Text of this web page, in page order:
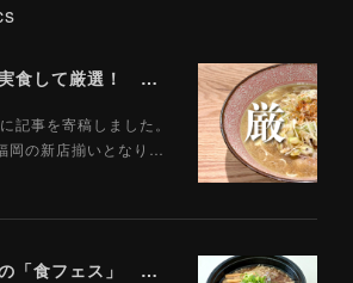
ラーメン評論家が実食して厳選！ 「いま絶対に食べるべきラーメン」ベスト５！【2026年８月】（ Yahoo!ニュース）8/2
記事を寄稿しました。
岡の新店揃いとなり…
市営プールで本気の「食フェス」 プールサイドで味わえる「ご当地麺」の実力は？（Yahoo!ニュース）7/28